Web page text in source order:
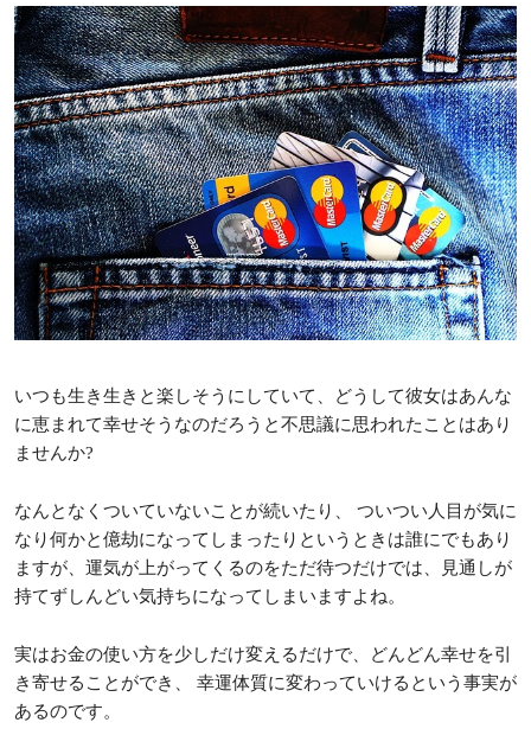
いつも生き生きと楽しそうにしていて、どうして彼女はあんな
に恵まれて幸せそうなのだろうと不思議に思われたことはあり
ませんか?
なんとなくついていないことが続いたり、 ついつい人目が気に
なり何かと億劫になってしまったりというときは誰にでもあり
ますが、運気が上がってくるのをただ待つだけでは、見通しが
持てずしんどい気持ちになってしまいますよね。
実はお金の使い方を少しだけ変えるだけで、どんどん幸せを引
き寄せることができ、 幸運体質に変わっていけるという事実が
あるのです。